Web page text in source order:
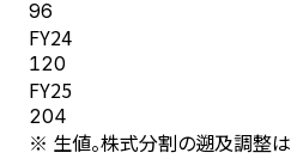
96
FY24
120
FY25
204
※ 生値。株式分割の遡及調整は